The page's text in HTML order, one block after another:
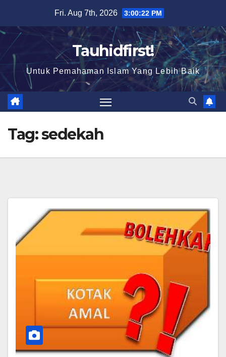
content
Fri. Aug 7th, 2026 3:00:23 PM
Tauhidfirst!
Untuk Pemahaman Islam Yang Lebih Baik
Tag:sedekah